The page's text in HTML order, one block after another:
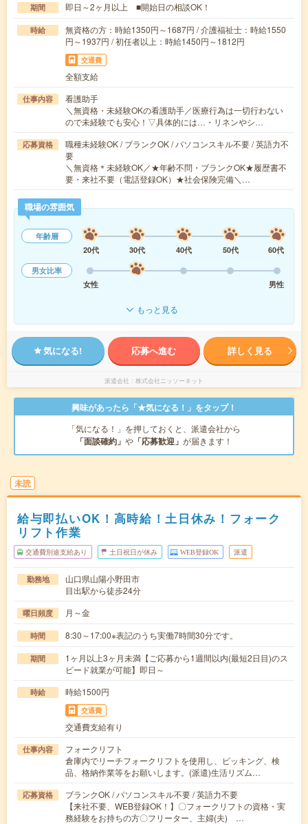
期間 即日～2ヶ月以上 ■開始日の相談OK！
時給
無資格の方：時給1350円～1687円 / 介護福祉士：時給1550
円～1937円 / 初任者以上：時給1450円～1812円
交通費
全額支給
仕事内容
看護助手
＼無資格・未経験OKの看護助手／医療行為は一切行わない
ので未経験でも安心！▽具体的には…・リネンやシ…
応募資格
職種未経験OK / ブランクOK / パソコンスキル不要 / 英語力不
要
＼無資格＊未経験OK／★年齢不問・ブランクOK★履歴書不
要・来社不要（電話登録OK）★社会保険完備＼…
職場の雰囲気
年齢層
20代
30代 40代 50代
60代
男女比率
女性
男性
もっと見る
気になる! 応募へ進む 詳しく見る
派遣会社 株式会社ニッソーネット
興味があったら「★気になる！」をタップ！
「気になる！」を押しておくと、派遣会社から
「面談確約」 や 「応募歓迎」 が届きます！
未読
給与即払いOK！高時給！土日休み！フォーク
リフト作業
交通費別途支給あり 土日祝日が休み WEB登録OK 派遣
勤務地
山口県山陽小野田市
目出駅から徒歩24分
曜日頻度 月～金
時間 8:30～17:00※表記のうち実働7時間30分です。
期間
1ヶ月以上3ヶ月未満【ご応募から1週間以内(最短2日目)のス
ピード就業が可能】即日～
時給 時給1500円
交通費
交通費支給有り
仕事内容
フォークリフト
倉庫内でリーチフォークリフトを使用し、ピッキング、検
品、格納作業等をお願いします。(派遣)生活リズム…
応募資格
ブランクOK / パソコンスキル不要 / 英語力不要
【来社不要、WEB登録OK！】〇フォークリフトの資格・実
務経験をお持ちの方〇フリーター、主婦(夫) …